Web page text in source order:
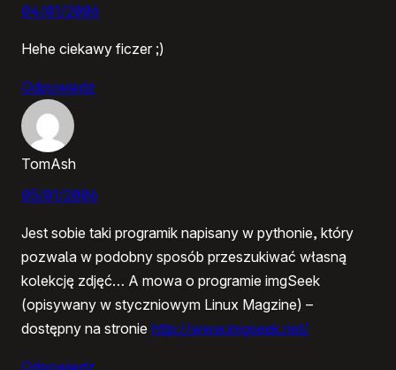
04/01/2006
Hehe ciekawy ficzer ;)
Odpowiedz
TomAsh
05/01/2006
Jest sobie taki programik napisany w pythonie, który
pozwala w podobny sposób przeszukiwać własną
kolekcję zdjęć… A mowa o programie imgSeek
(opisywany w styczniowym Linux Magzine) –
dostępny na stronie http://www.imgseek.net/
Odpowiedz